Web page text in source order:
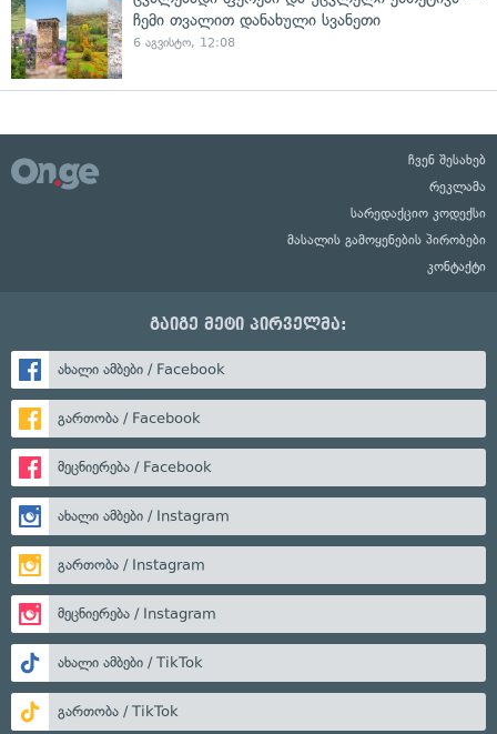
ჩემი თვალით დანახული სვანეთი
6 აგვისტო, 12:08
ჩვენ შესახებ
რეკლამა
სარედაქციო კოდექსი
მასალის გამოყენების პირობები
კონტაქტი
გაიგე მეტი პირველმა:
ახალი ამბები / Facebook
გართობა / Facebook
მეცნიერება / Facebook
ახალი ამბები / Instagram
გართობა / Instagram
მეცნიერება / Instagram
ახალი ამბები / TikTok
გართობა / TikTok